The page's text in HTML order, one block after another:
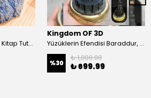
Argonath Heykelleri Kitap Tutucu, Yüzüklerin Efendisi Figür, Argonath Bookend, 2 Parça (Sağ, Sol)
Kingdom OF 3D
Yüzüklerin Efendisi Baraddur, Lord Of The Rings, Sauron'un Gözü Biblo, Barad Dur Kale
%30
₺ 1,000.00
₺ 699.99